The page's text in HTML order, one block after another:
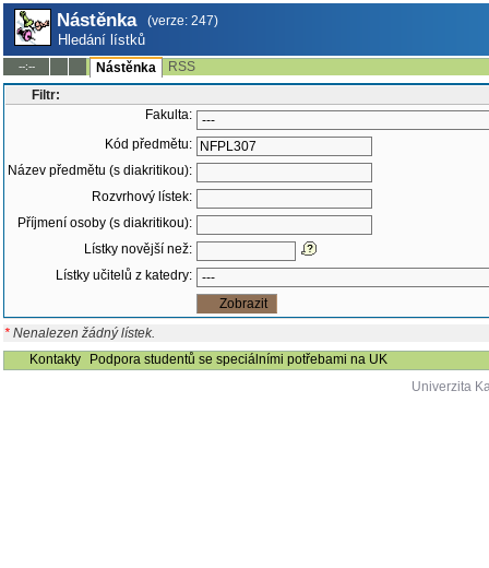
Nástěnka (verze: 247)
Hledání lístků
--:-- Nástěnka
RSS
Filtr:
Fakulta:
Kód předmětu:
Název předmětu (s diakritikou):
Rozvrhový lístek:
Příjmení osoby (s diakritikou):
Lístky novější než:
Lístky učitelů z katedry:
* Nenalezen žádný lístek.
Kontakty
Podpora studentů se speciálními potřebami na UK
Univerzita